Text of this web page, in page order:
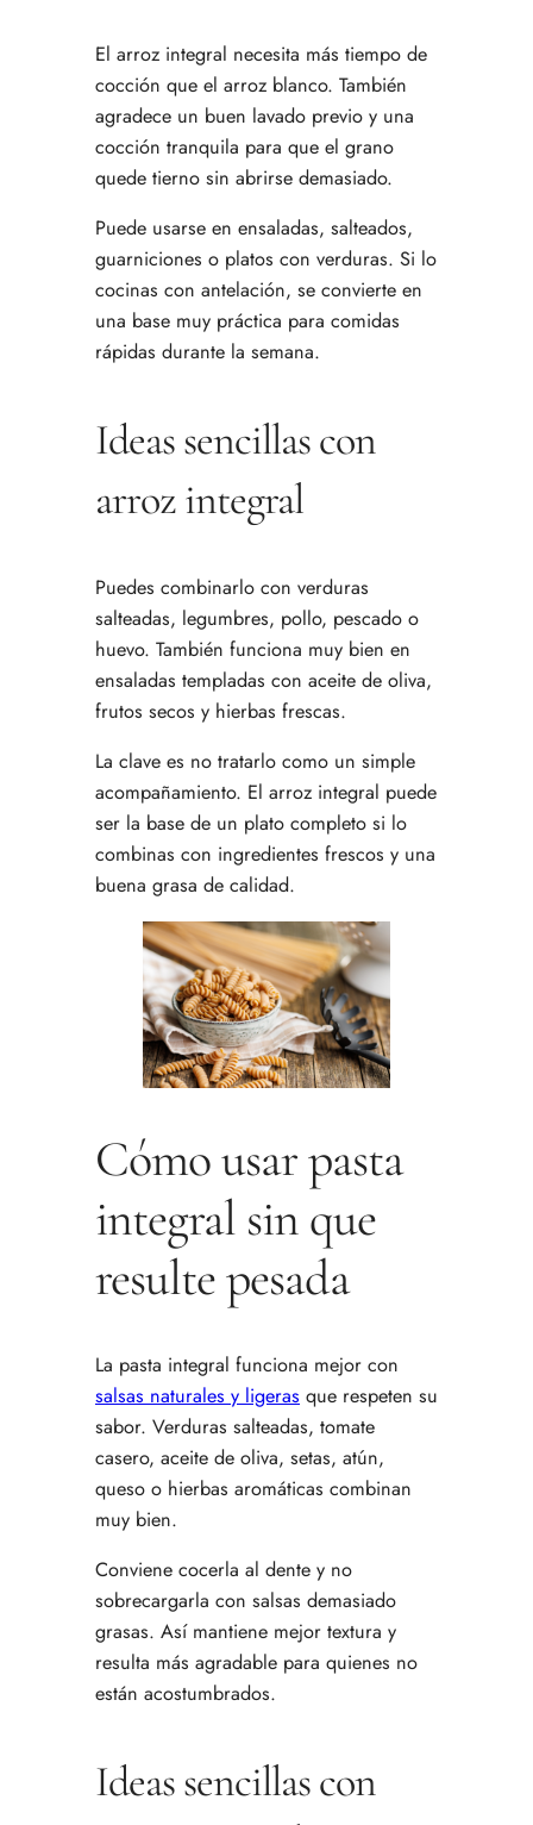
El arroz integral necesita más tiempo de
cocción que el arroz blanco. También
agradece un buen lavado previo y una
cocción tranquila para que el grano
quede tierno sin abrirse demasiado.
Puede usarse en ensaladas, salteados,
guarniciones o platos con verduras. Si lo
cocinas con antelación, se convierte en
una base muy práctica para comidas
rápidas durante la semana.
Ideas sencillas con
arroz integral
Puedes combinarlo con verduras
salteadas, legumbres, pollo, pescado o
huevo. También funciona muy bien en
ensaladas templadas con aceite de oliva,
frutos secos y hierbas frescas.
La clave es no tratarlo como un simple
acompañamiento. El arroz integral puede
ser la base de un plato completo si lo
combinas con ingredientes frescos y una
buena grasa de calidad.
Cómo usar pasta
integral sin que
resulte pesada
La pasta integral funciona mejor con
salsas naturales y ligeras que respeten su
sabor. Verduras salteadas, tomate
casero, aceite de oliva, setas, atún,
queso o hierbas aromáticas combinan
muy bien.
Conviene cocerla al dente y no
sobrecargarla con salsas demasiado
grasas. Así mantiene mejor textura y
resulta más agradable para quienes no
están acostumbrados.
Ideas sencillas con